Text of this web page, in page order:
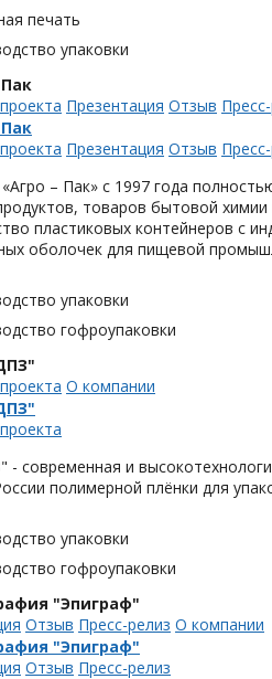
печать
упаковки
Презентация Отзыв
Презентация Отзыв
– Пак» с 1997 года
товаров бытовой
пластиковых контейнеров с
оболочек для пищевой
упаковки
гофроупаковки
О компании
современная и
полимерной плёнки для
упаковки
гофроупаковки
"Эпиграф"
Отзыв Пресс-релиз О компании
"Эпиграф"
Отзыв Пресс-релиз